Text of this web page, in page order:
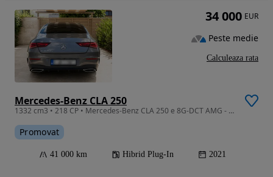
Mercedes-Benz CLA 250
1332 cm3 • 218 CP • Mercedes-Benz CLA 250 e 8G-DCT AMG - stare perfecta
Promovat
41 000 km Hibrid Plug-In 2021
34 000 EUR
Peste medie
Calculeaza rata